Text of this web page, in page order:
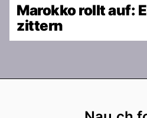
Marokko rollt auf:
zittern